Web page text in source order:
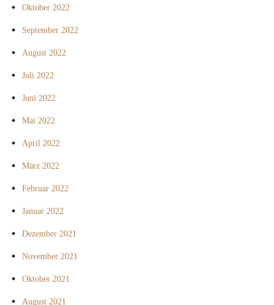
Oktober 2022
September 2022
August 2022
Juli 2022
Juni 2022
Mai 2022
April 2022
März 2022
Februar 2022
Januar 2022
Dezember 2021
November 2021
Oktober 2021
August 2021